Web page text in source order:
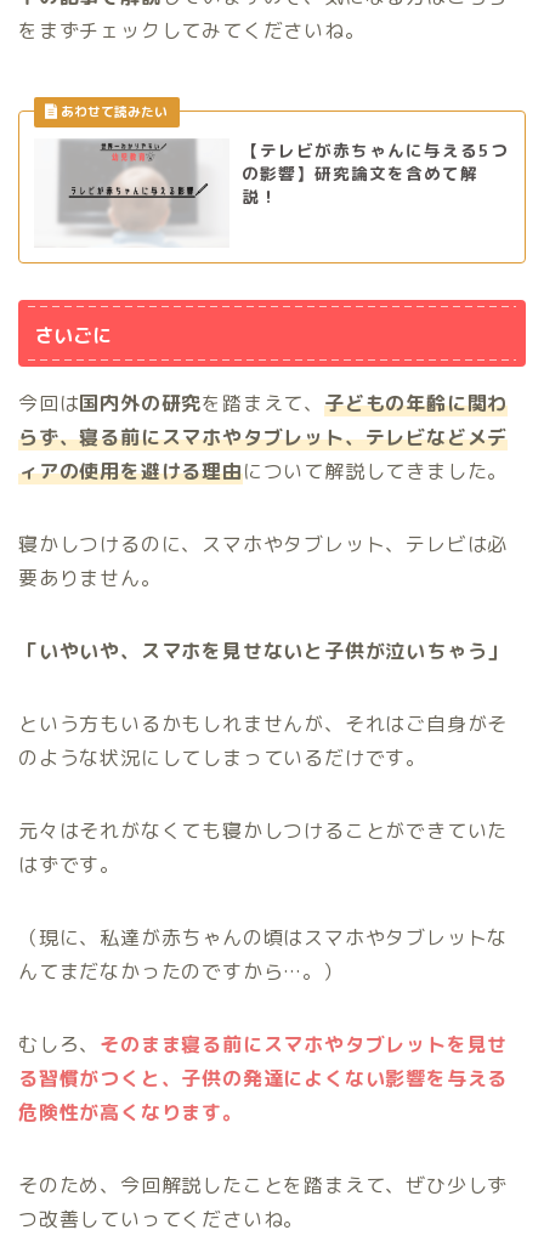
をまずチェックしてみてくださいね。
【テレビが赤ちゃんに与える5つ
の影響】研究論文を含めて解
説！
さいごに
今回は国内外の研究を踏まえて、子どもの年齢に関わ
らず、寝る前にスマホやタブレット、テレビなどメデ
ィアの使用を避ける理由について解説してきました。
寝かしつけるのに、スマホやタブレット、テレビは必
要ありません。
「いやいや、スマホを見せないと子供が泣いちゃう」
という方もいるかもしれませんが、それはご自身がそ
のような状況にしてしまっているだけです。
元々はそれがなくても寝かしつけることができていた
はずです。
（現に、私達が赤ちゃんの頃はスマホやタブレットな
んてまだなかったのですから…。）
むしろ、 そのまま寝る前にスマホやタブレットを見せ
る習慣がつくと、子供の発達によくない影響を与える
危険性が高くなります。
そのため、今回解説したことを踏まえて、ぜひ少しず
つ改善していってくださいね。